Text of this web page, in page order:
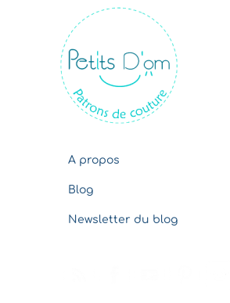
v
e
s
A propos
Blog
Newsletter du blog